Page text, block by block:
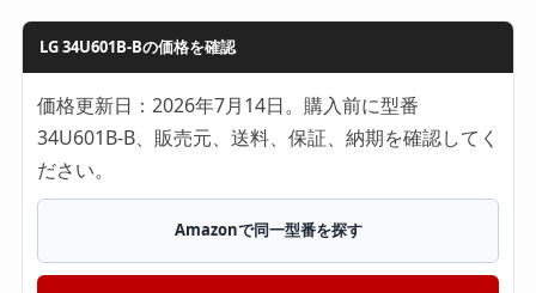
LG 34U601B-Bの価格を確認
価格更新日：2026年7月14日。購入前に型番
34U601B-B、販売元、送料、保証、納期を確認してく
ださい。
Amazonで同一型番を探す